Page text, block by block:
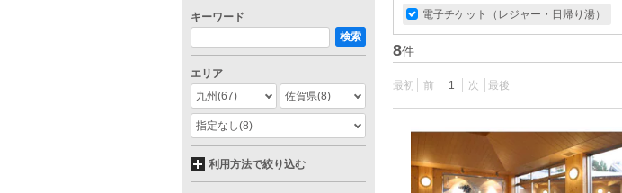
電子チケット（レジャー・日帰り湯）
8件
最初 前 1 次 最後
キーワード
検索
エリア
九州 (67) 佐賀県(8)
指定なし(8)
利用方法で絞り込む